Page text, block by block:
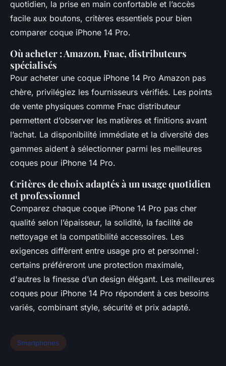
quotidien, la prise en main confortable et l’accès
facile aux boutons, critères essentiels pour bien
comparer coque iPhone 14 Pro.
Où acheter : Amazon, Fnac, distributeurs
spécialisés
Pour acheter une coque iPhone 14 Pro Amazon pas
chère, privilégiez les fournisseurs vérifiés. Les points
de vente physiques comme Fnac distributeur
permettent d’observer les matières et finitions avant
l’achat. La disponibilité immédiate et la diversité des
gammes aident à sélectionner parmi les meilleures
coques pour iPhone 14 Pro.
Critères de choix adaptés à un usage quotidien
et professionnel
Comparez chaque coque iPhone 14 Pro pas cher
qualité selon l’épaisseur, la solidité, la facilité de
nettoyage et la compatibilité accessoires. Les
exigences diffèrent entre usage pro et personnel :
certains préféreront une protection maximale,
d'autres la finesse d’un design élégant. Les meilleures
coques pour iPhone 14 Pro répondent à ces besoins
variés, combinant style, sécurité et prix adapté.
Smartphones